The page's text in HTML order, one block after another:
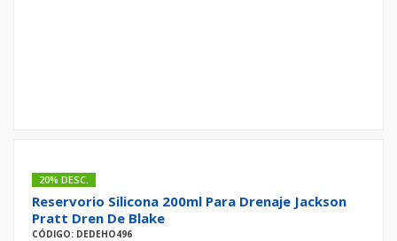
20% DESC.
Reservorio Silicona 200ml Para Drenaje Jackson
Pratt Dren De Blake
CÓDIGO: DEDEHO496